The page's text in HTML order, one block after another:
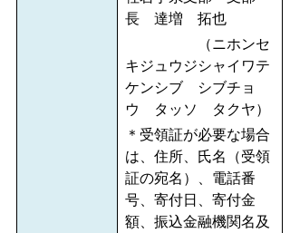
長 達増 拓也
（ニホンセ
キジュウジシャイワテ
ケンシブ シブチョ
ウ タッソ タクヤ）
＊受領証が必要な場合
は、住所、氏名（受領
証の宛名）、電話番
号、寄付日、寄付金
額、振込金融機関名及